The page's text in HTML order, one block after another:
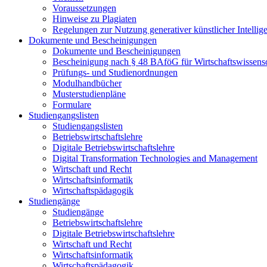
Voraussetzungen
Hinweise zu Plagiaten
Regelungen zur Nutzung generativer künstlicher
Dokumente und Bescheinigungen
Dokumente und Bescheinigungen
Bescheinigung nach § 48 BAföG für
Prüfungs- und Studienordnungen
Modulhandbücher
Musterstudienpläne
Formulare
Studiengangslisten
Studiengangslisten
Betriebswirtschaftslehre
Digitale Betriebswirtschaftslehre
Digital Transformation Technologies and Management
Wirtschaft und Recht
Wirtschaftsinformatik
Wirtschaftspädagogik
Studiengänge
Studiengänge
Betriebswirtschaftslehre
Digitale Betriebswirtschaftslehre
Wirtschaft und Recht
Wirtschaftsinformatik